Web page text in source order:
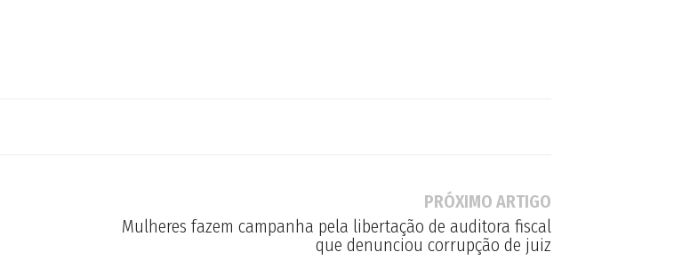
PRÓXIMO ARTIGO
Mulheres fazem campanha pela libertação de auditora fiscal
que denunciou corrupção de juiz